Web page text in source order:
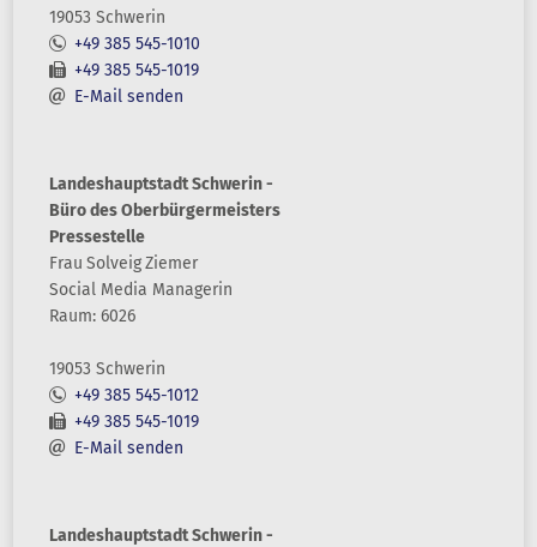
19053 Schwerin
+49 385 545-1010
+49 385 545-1019
E-Mail senden
Landeshauptstadt Schwerin -
Büro des Oberbürgermeisters
Pressestelle
Frau SolveigZiemer
Social Media Managerin
Raum: 6026
19053 Schwerin
+49 385 545-1012
+49 385 545-1019
E-Mail senden
Landeshauptstadt Schwerin -